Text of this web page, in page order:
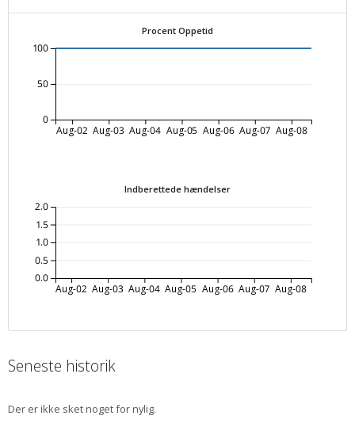
Procent Oppetid
Aug-02 Aug-03 Aug-04 Aug-05 Aug-06 Aug-07 Aug-08
0
50
100
Indberettede hændelser
Aug-02 Aug-03 Aug-04 Aug-05 Aug-06 Aug-07 Aug-08
0.0
0.5
1.0
1.5
2.0
Seneste historik
Der er ikke sket noget for nylig.